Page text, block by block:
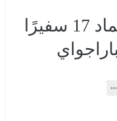
الرئيس السيسى يتسلم اعتماد 17 سفيرًا